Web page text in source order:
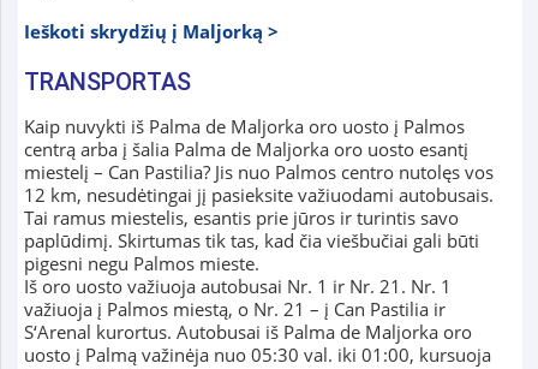
Ieškoti skrydžių į Maljorką >
TRANSPORTAS
Kaip nuvykti iš Palma de Maljorka oro uosto į Palmos
centrą arba į šalia Palma de Maljorka oro uosto esantį
miestelį – Can Pastilia? Jis nuo Palmos centro nutolęs vos
12 km, nesudėtingai jį pasieksite važiuodami autobusais.
Tai ramus miestelis, esantis prie jūros ir turintis savo
paplūdimį. Skirtumas tik tas, kad čia viešbučiai gali būti
pigesni negu Palmos mieste.
Iš oro uosto važiuoja autobusai Nr. 1 ir Nr. 21. Nr. 1
važiuoja į Palmos miestą, o Nr. 21 – į Can Pastilia ir
S‘Arenal kurortus. Autobusai iš Palma de Maljorka oro
uosto į Palmą važinėja nuo 05:30 val. iki 01:00, kursuoja